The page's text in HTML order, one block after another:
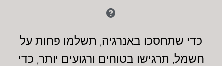
כדי שתחסכו באנרגיה, תשלמו פחות על
חשמל, תרגישו בטוחים ורגועים יותר, כדי